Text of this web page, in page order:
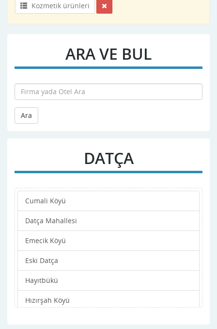
Kozmetik ürünleri
ARA VE BUL
Ara
DATÇA
Cumali Köyü
Datça Mahallesi
Emecik Köyü
Eski Datça
Hayıtbükü
Hızırşah Köyü